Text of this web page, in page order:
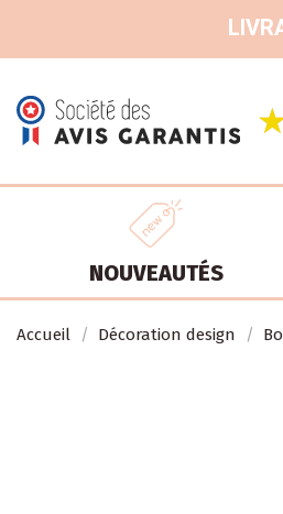
NOUVEAUTÉS
Accueil Décoration design